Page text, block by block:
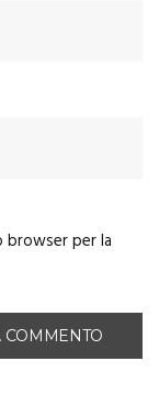
browser per la